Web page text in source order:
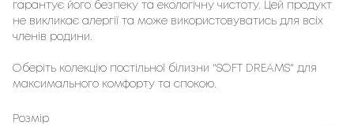
гарантує його безпеку та екологічну чистоту. Цей продукт
не викликає алергії та може використовуватись для всіх
членів родини.
Оберіть колекцію постільної білизни "SOFT DREAMS" для
максимального комфорту та спокою.
Розмір